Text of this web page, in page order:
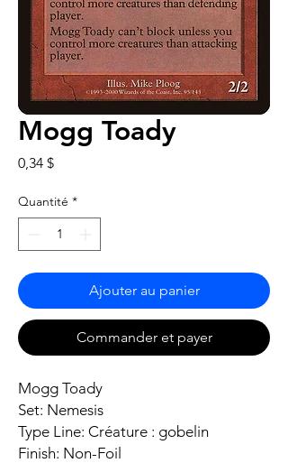
Mogg Toady
0,34 $Prix
Quantité *
Ajouter au panier
Commander et payer
Mogg Toady
Set: Nemesis
Type Line: Créature : gobelin
Finish: Non-Foil